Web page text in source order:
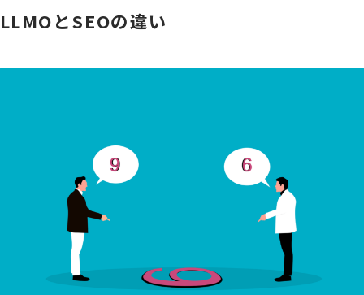
LLMOとSEOの違い